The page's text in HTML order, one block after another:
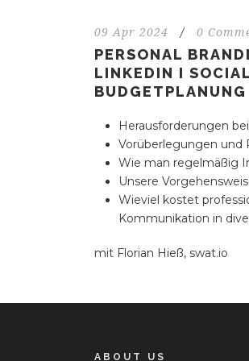
09 Apr 2024 / 0
PERSONAL
LINKEDIN I
BUDGETPLANUNG
Herausforderungen
Vorüberlegungen und
Wie man regelmäßig
Unsere
Wieviel kostet
Kommunikation in
mit Florian Hieß, swat.io
ABOUT US